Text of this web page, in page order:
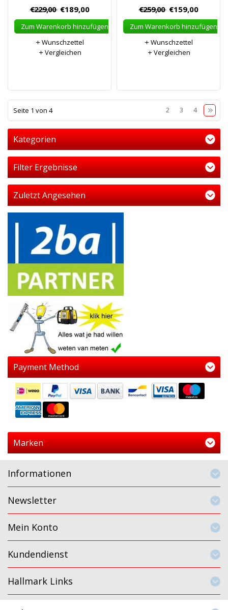
€229,00 €189,00
Zum Warenkorb hinzufügen
Wunschzettel
Vergleichen
€259,00 €159,00
Zum Warenkorb hinzufügen
Wunschzettel
Vergleichen
Seite 1 von 4 2 3 4
Kategorien
Filter Ergebnisse
Zuletzt Angesehen
Payment Method
Marken
Informationen
Newsletter
Mein Konto
Kundendienst
Hallmark Links